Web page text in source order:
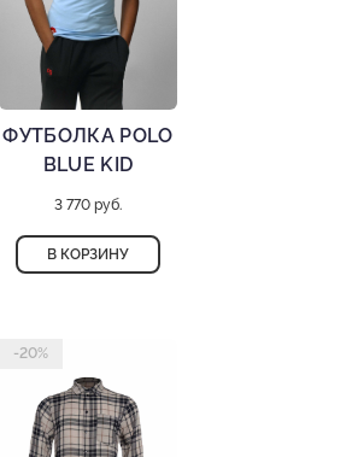
ФУТБОЛКА POLO
BLUE KID
3 770 руб.
В КОРЗИНУ
-20%